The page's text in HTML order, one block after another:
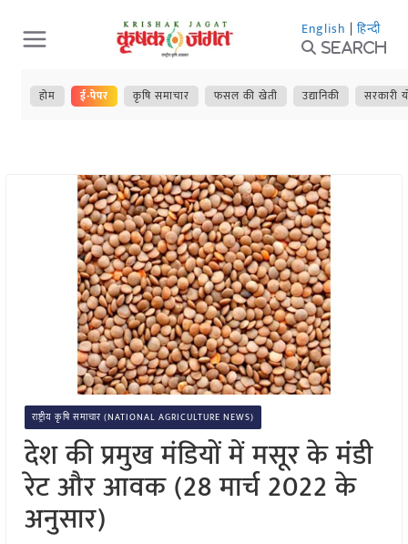
Skip
to
content
English | हिन्दी
Search
होम ई-पेपर कृषि समाचार फसल की खेती उद्यानिकी सरकारी
राष्ट्रीय कृषि समाचार (NATIONAL AGRICULTURE NEWS)
देश की प्रमुख मंडियों में मसूर के मंडी
रेट और आवक (28 मार्च 2022 के
अनुसार)